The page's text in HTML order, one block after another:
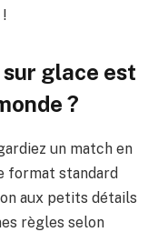
sur glace est
?
un match en
format standard
aux petits détails
règles selon